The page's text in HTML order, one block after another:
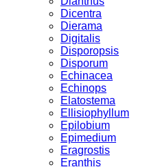
Dicentra
Dierama
Digitalis
Disporopsis
Disporum
Echinacea
Echinops
Elatostema
Ellisiophyllum
Epilobium
Epimedium
Eragrostis
Eranthis